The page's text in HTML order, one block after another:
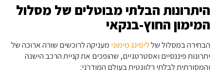
היתרונות הבלתי מבוטלים של מסלול
המימון החוץ-בנקאי
הבחירה במסלול שלליסינג מימוני מעניקה לרוכשים שורה ארוכה של
יתרונות פיננסיים ואסטרטגיים, שהופכים את קניית הרכב הישנה
והמסורתית לבלתי רלוונטית בעולם המודרני: